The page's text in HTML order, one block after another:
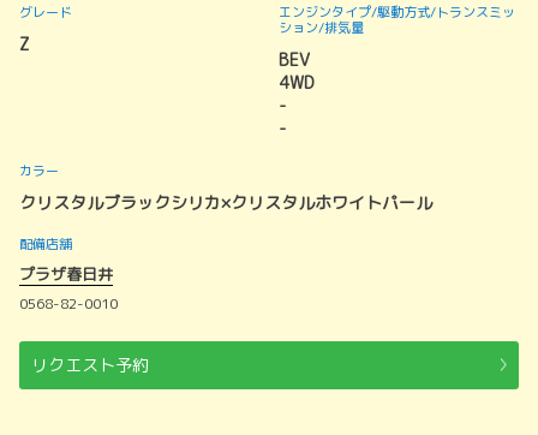
グレード
Z
エンジンタイプ/駆動方式/トランスミッ
ション/排気量
BEV
4WD
-
-
カラー
クリスタルブラックシリカ×クリスタルホワイトパール
配備店舗
プラザ春日井
0568-82-0010
リクエスト予約